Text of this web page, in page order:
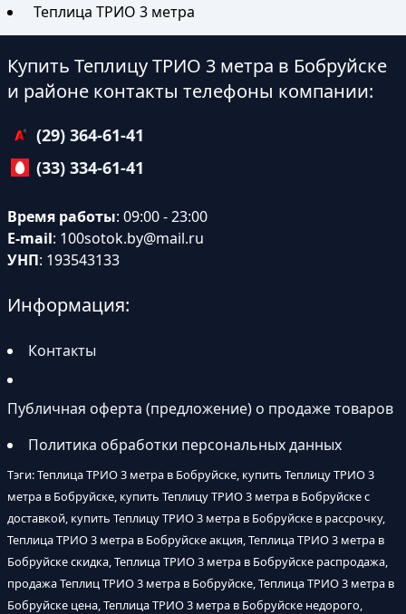
Теплица ТРИО 3 метра
Купить Теплицу ТРИО 3 метра в Бобруйске
и районе контакты телефоны компании:
(29) 364-61-41
(33) 334-61-41
Время работы: 09:00 - 23:00
E-mail: 100sotok.by@mail.ru
УНП: 193543133
Информация:
Контакты
Публичная оферта (предложение) о продаже товаров
Политика обработки персональных данных
Тэги: Теплица ТРИО 3 метра в Бобруйске, купить Теплицу ТРИО 3
метра в Бобруйске, купить Теплицу ТРИО 3 метра в Бобруйске с
доставкой, купить Теплицу ТРИО 3 метра в Бобруйске в рассрочку,
Теплица ТРИО 3 метра в Бобруйске акция, Теплица ТРИО 3 метра в
Бобруйске скидка, Теплица ТРИО 3 метра в Бобруйске распродажа,
продажа Теплиц ТРИО 3 метра в Бобруйске, Теплица ТРИО 3 метра в
Бобруйске цена, Теплица ТРИО 3 метра в Бобруйске недорого,